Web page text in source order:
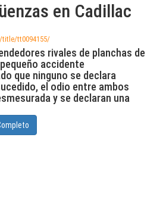
en Cadillac
title/tt0094155/
rivales de planchas de
accidente
que ninguno se declara
el odio entre ambos
y se declaran una